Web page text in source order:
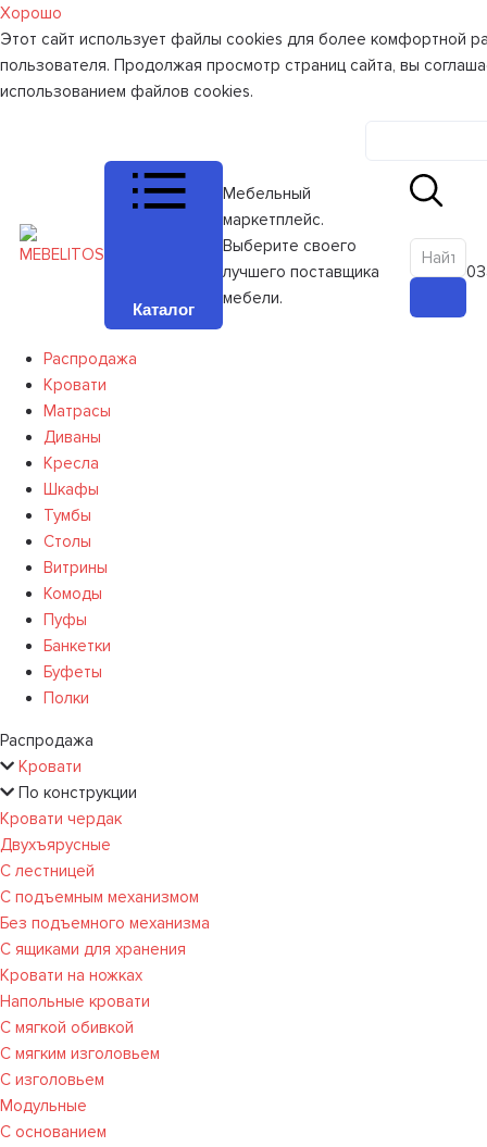
Хорошо
Этот сайт использует файлы cookies для более комфортной
пользователя. Продолжая просмотр страниц сайта, вы
использованием файлов cookies.
Каталог
Мебельный
маркетплейс.
Выберите своего
лучшего поставщика
мебели.
0
Распродажа
Кровати
Матрасы
Диваны
Кресла
Шкафы
Тумбы
Столы
Витрины
Комоды
Пуфы
Банкетки
Буфеты
Полки
Распродажа
Кровати
По конструкции
Кровати чердак
Двухъярусные
С лестницей
С подъемным механизмом
Без подъемного механизма
С ящиками для хранения
Кровати на ножках
Напольные кровати
С мягкой обивкой
С мягким изголовьем
С изголовьем
Модульные
С основанием